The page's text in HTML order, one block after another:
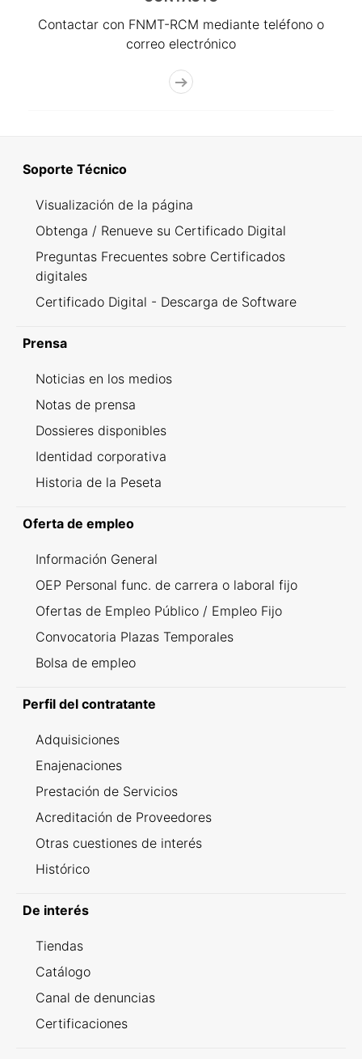
Contactar con FNMT-RCM mediante teléfono o
correo electrónico
Soporte Técnico
Visualización de la página
Obtenga / Renueve su Certificado Digital
Preguntas Frecuentes sobre Certificados
digitales
Certificado Digital - Descarga de Software
Prensa
Noticias en los medios
Notas de prensa
Dossieres disponibles
Identidad corporativa
Historia de la Peseta
Oferta de empleo
Información General
OEP Personal func. de carrera o laboral fijo
Ofertas de Empleo Público / Empleo Fijo
Convocatoria Plazas Temporales
Bolsa de empleo
Perfil del contratante
Adquisiciones
Enajenaciones
Prestación de Servicios
Acreditación de Proveedores
Otras cuestiones de interés
Histórico
De interés
Tiendas
Catálogo
Canal de denuncias
Certificaciones